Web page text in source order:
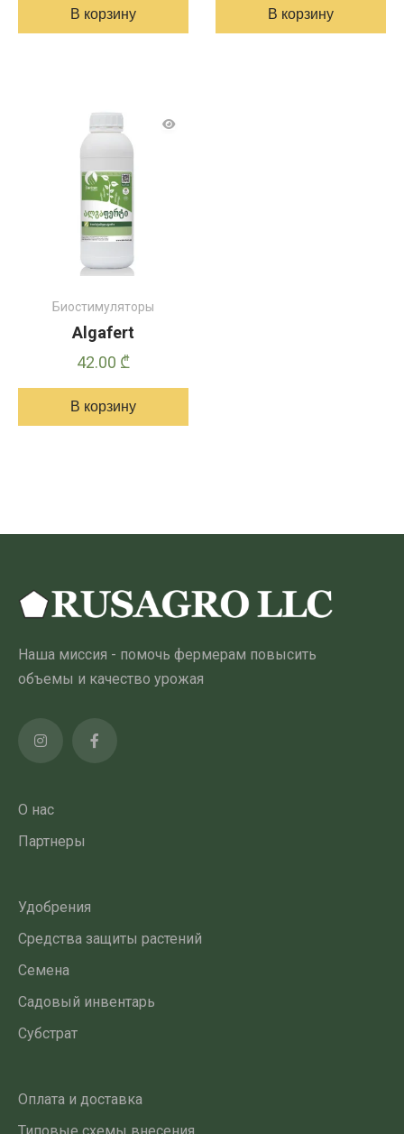
В корзину В корзину
Биостимуляторы
Algafert
42.00 ₾
В корзину
Наша миссия - помочь фермерам повысить
объемы и качество урожая
О нас
Партнеры
Удобрения
Средства защиты растений
Семена
Садовый инвентарь
Субстрат
Оплата и доставка